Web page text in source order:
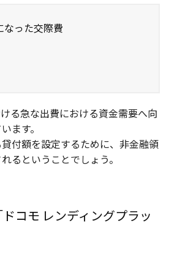
なった交際費
る急な出費における資金需要へ向
ます。
付額を設定するために、非金融領
るということでしょう。
コモ レンディングプラッ